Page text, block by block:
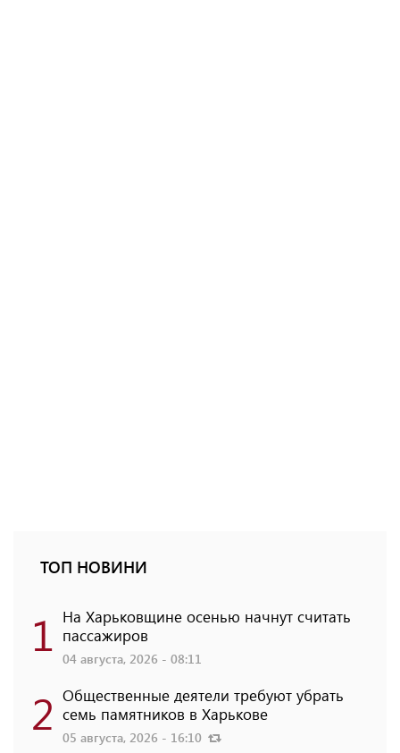
ТОП НОВИНИ
1 На Харьковщине осенью начнут считать
пассажиров
04 августа, 2026 - 08:11
2 Общественные деятели требуют убрать
семь памятников в Харькове
05 августа, 2026 - 16:10